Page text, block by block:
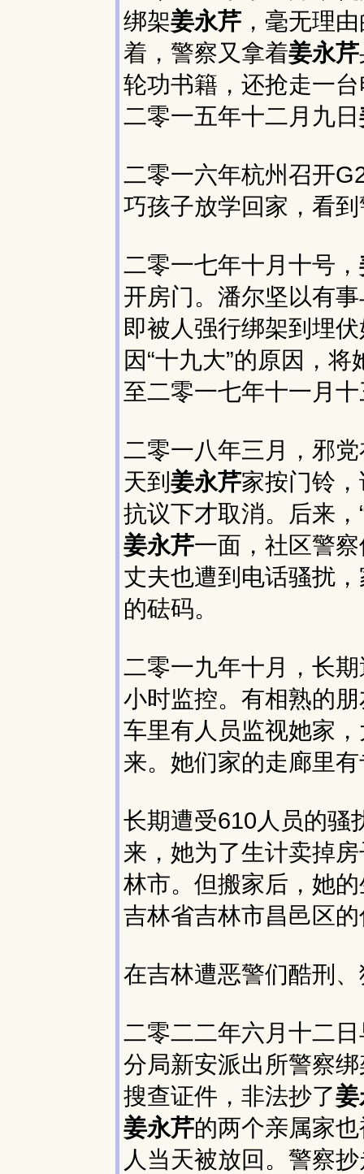
绑架姜永芹 ，毫无理
着，警察又拿着姜永芹
轮功书籍，还抢走一
二零一五年十二月九日
二零一六年杭州召开
巧孩子放学回家，看
二零一七年十月十号，
开房门。潘尔坚以有
即被人强行绑架到埋
因“十九大”的原因，
至二零一七年十一月
二零一八年三月，邪
天到 姜永芹家按门铃
抗议下才取消。后来
姜永芹一面，社区警
丈夫也遭到电话骚扰
的砝码。
二零一九年十月，长
小时监控。有相熟的
车里有人员监视她家
来。她们家的走廊里
长期遭受610人员的骚
来，她为了生计卖掉
林市。但搬家后，她
吉林省吉林市昌邑区
在吉林遭恶警们酷刑
二零二二年六月十二
分局新安派出所警察
搜查证件，非法抄了
姜永芹的两个亲属家
人当天被放回。警察